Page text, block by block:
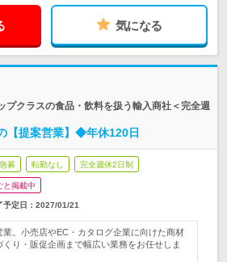
気になる
プクラスの食品・飲料を扱う輸入商社＜完全週
【提案営業】◆年休120日
急募 転勤なし 完全週休2日制
と掲載中
予定日： 2027/01/21
業。小売店やEC・カタログ企業に向けた商材
り・販促企画まで幅広い業務をお任せしま